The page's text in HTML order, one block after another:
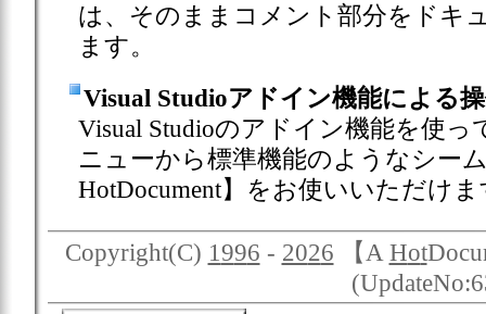
は、そのままコメント部分をドキ
ます。
Visual Studioアドイン機能による
Visual Studioのアドイン機能を使
ニューから標準機能のようなシー
HotDocument】をお使いいただけ
Copyright(C) 1996 - 2026 【A Hot